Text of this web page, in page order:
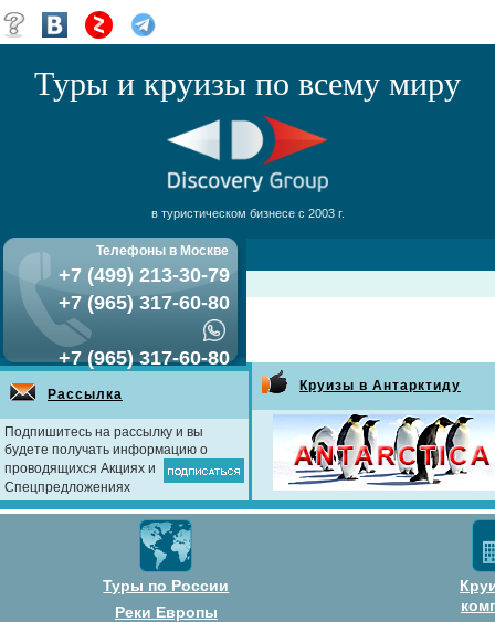
Туры и круизы по всему миру
в туристическом бизнесе с 2003 г.
Телефоны в Москве
+7 (499) 213-30-79
+7 (965) 317-60-80
+7 (965) 317-60-80
Рассылка
Подпишитесь на рассылку и вы
будете получать информацию о
проводящихся Акциях и
Спецпредложениях
Круизы в Антарктиду
Туры по России
Реки Европы